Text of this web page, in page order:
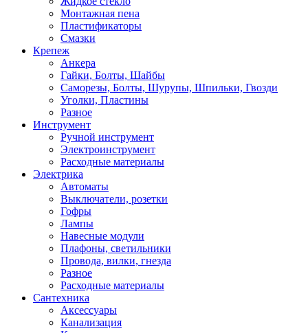
Монтажная пена
Пластификаторы
Смазки
Крепеж
Анкера
Гайки, Болты, Шайбы
Саморезы, Болты, Шурупы, Шпильки, Гвозди
Уголки, Пластины
Разное
Инструмент
Ручной инструмент
Электроинструмент
Расходные материалы
Электрика
Автоматы
Выключатели, розетки
Гофры
Лампы
Навесные модули
Плафоны, светильники
Провода, вилки, гнезда
Разное
Расходные материалы
Сантехника
Аксессуары
Канализация